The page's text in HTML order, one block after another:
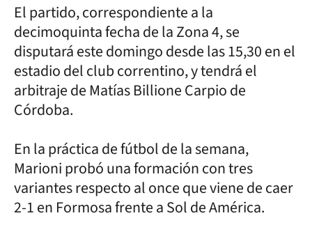
El partido, correspondiente a la
decimoquinta fecha de la Zona 4, se
disputará este domingo desde las 15,30 en el
estadio del club correntino, y tendrá el
arbitraje de Matías Billione Carpio de
Córdoba.
En la práctica de fútbol de la semana,
Marioni probó una formación con tres
variantes respecto al once que viene de caer
2-1 en Formosa frente a Sol de América.